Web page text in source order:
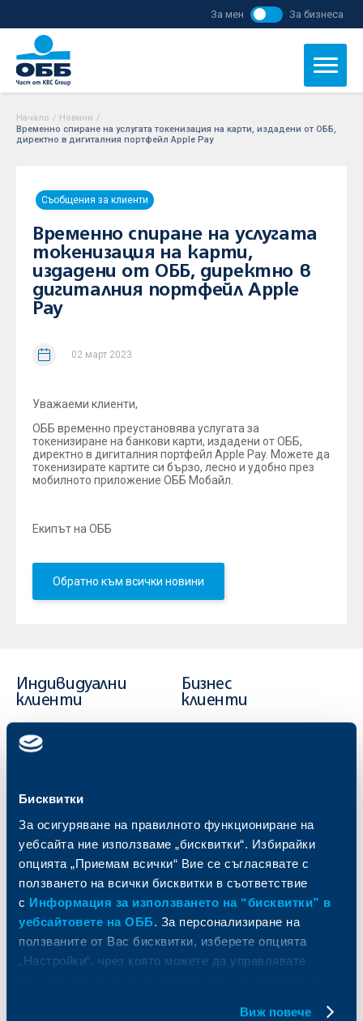
Бисквитки
За осигуряване на правилното функциониране на
уебсайта ние използваме „бисквитки“. Избирайки
опцията „Приемам всички“ Вие се съгласявате с
ползването на всички бисквитки в съответствие
с Информация за използването на “бисквитки” в
уебсайтовете на ОББ. За персонализиране на
ползваните от Вас бисквитки, изберете опцията
„Настройки“, чрез която можете да управлявате
Виж повече
За мен За бизнеса
Начало / Новини /
Временно спиране на услугата токенизация на карти, издадени от ОББ,
директно в дигиталния портфейл Apple Pay
Съобщения за клиенти
Временно спиране на услугата
токенизация на карти,
издадени от ОББ, директно в
дигиталния портфейл Apple
Pay
02 март 2023
Уважаеми клиенти,
ОББ временно преустановява услугата за
токенизиране на банкови карти, издадени от ОББ,
директно в дигиталния портфейл Apple Pay. Можете да
токенизирате картите си бързо, лесно и удобно през
мобилното приложение ОББ Мобайл.
Екипът на ОББ
Обратно към всички новини
Индивидуални
клиенти
Карти
Сметки и плащания
Спестявания и инвестиции
Застраховки
Актуализация на клиентски данни
Бизнес
клиенти
и попечителски услуги
Факторинг
Кредити за собственици на фирми
Финансови институции и суверени
За ОББ
Кои сме ние
Групата на KBC
ДЗИ
ОББ Асет мениджмънт